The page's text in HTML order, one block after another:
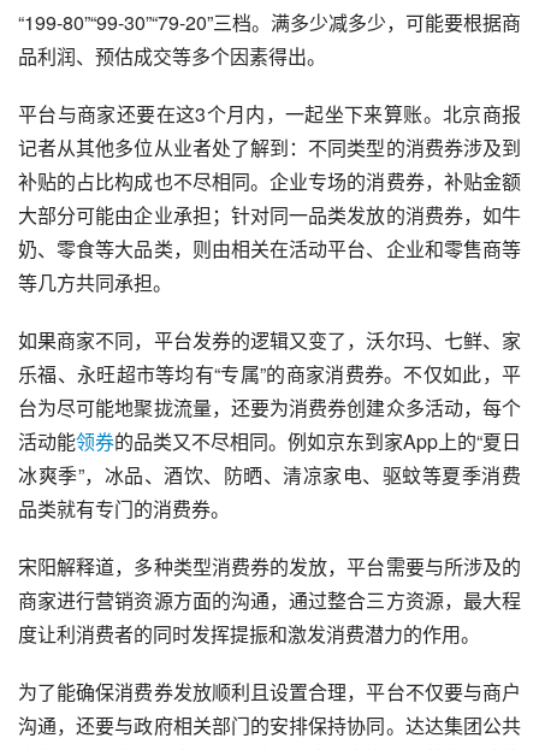
“199-80”“99-30”“79-20”三档。满多少减多少，可能要根据商
品利润、预估成交等多个因素得出。
平台与商家还要在这3个月内，一起坐下来算账。北京商报
记者从其他多位从业者处了解到：不同类型的消费券涉及到
补贴的占比构成也不尽相同。企业专场的消费券，补贴金额
大部分可能由企业承担；针对同一品类发放的消费券，如牛
奶、零食等大品类，则由相关在活动平台、企业和零售商等
等几方共同承担。
如果商家不同，平台发券的逻辑又变了， 沃尔玛、七鲜、 家
乐福、永旺超市等均有“专属”的商家消费券。不仅如此，平
台为尽可能地聚拢流量，还要为消费券创建众多活动，每个
活动能领券的品类又不尽相同。例如京东到家App上的“夏日
冰爽季”，冰品、酒饮、防晒、清凉家电、驱蚊等夏季消费
品类就有专门的消费券。
宋阳解释道，多种类型消费券的发放，平台需要与所涉及的
商家进行营销资源方面的沟通，通过整合三方资源，最大程
度让利消费者的同时发挥提振和激发消费潜力的作用。
为了能确保消费券发放顺利且设置合理，平台不仅要与商户
沟通，还要与政府相关部门的安排保持协同。达达集团公共